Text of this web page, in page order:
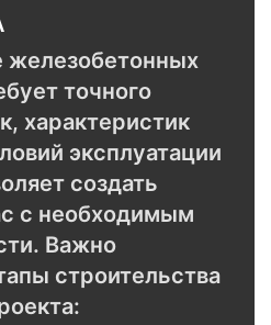
железобетонных
точного
характеристик
эксплуатации
создать
с необходимым
Важно
строительства